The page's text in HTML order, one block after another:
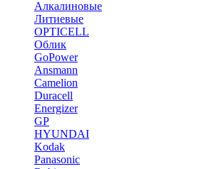
Алкалиновые
Литиевые
OPTICELL
Облик
GoPower
Ansmann
Camelion
Duracell
Energizer
GP
HYUNDAI
Kodak
Panasonic